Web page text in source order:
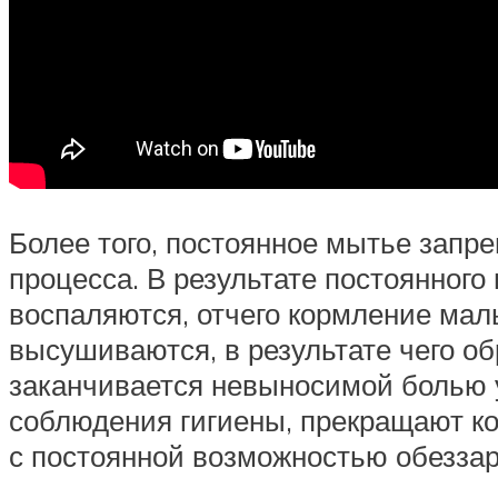
Более того, постоянное мытье
процесса. В результате
воспаляются, отчего кормление
высушиваются, в результате чего
заканчивается невыносимой
соблюдения гигиены, прекращают
с постоянной возможностью